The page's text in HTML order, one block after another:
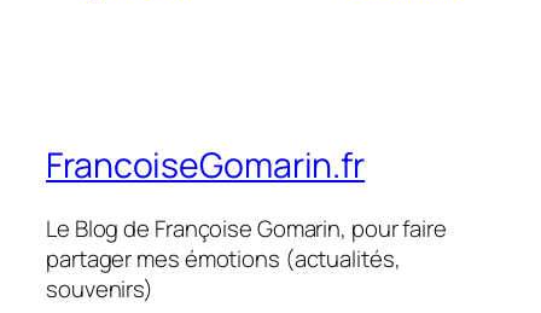
FrancoiseGomarin.fr
Le Blog de Françoise Gomarin, pour faire
partager mes émotions (actualités,
souvenirs)